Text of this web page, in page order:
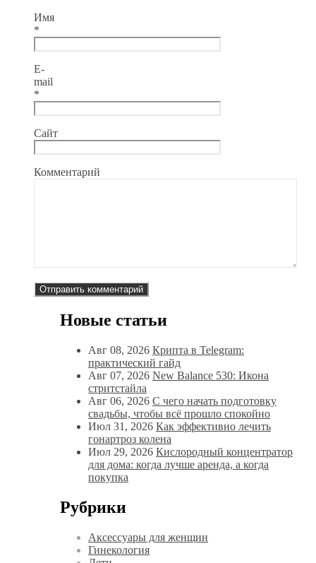
Имя
*
E-
mail
*
Сайт
Комментарий
Новые статьи
Авг 08, 2026 Крипта в Telegram:
практический гайд
Авг 07, 2026 New Balance 530: Икона
стритстайла
Авг 06, 2026 С чего начать подготовку
свадьбы, чтобы всё прошло спокойно
Июл 31, 2026 Как эффективно лечить
гонартроз колена
Июл 29, 2026 Кислородный концентратор
для дома: когда лучше аренда, а когда
покупка
Рубрики
Аксессуары для женщин
Гинекология